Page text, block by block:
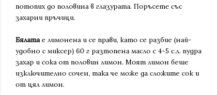
потопих до половина в глазурата. Поръсете със
захарни пръчици.
Бялата е лимонена и се прави, като се разбие (най-
удобно с миксер) 60 г разтопена масло с 4-5 с.л. пудра
захар и сока от половин лимон. Моят лимон беше
изключително сочен, така че може да сложите сок и
от цял лимон.